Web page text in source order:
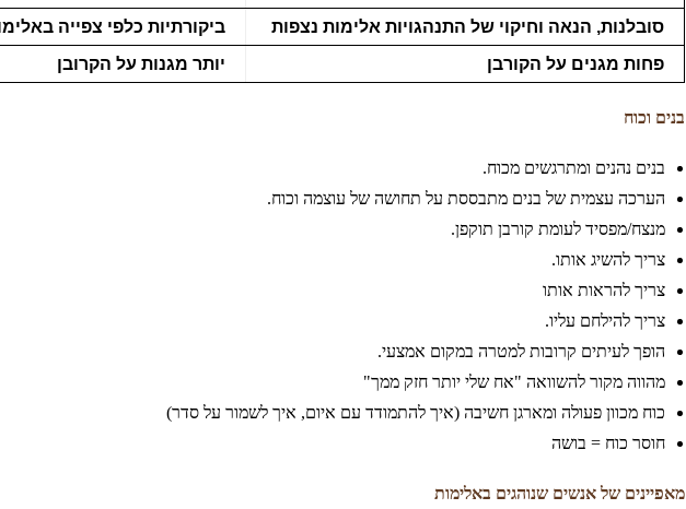
סובלנות, הנאה וחיקוי של התנהגויות אלימות נצפות
ביקורתיות כלפי צפייה
פחות מגנים על הקורבן
יותר מגנות על הקרובן
בנים וכוח
בנים נהנים ומתרגשים מכוח.
הערכה עצמית של בנים מתבססת על תחושה של עוצמה וכוח.
מנצח/מפסיד לעומת קורבן תוקפן.
צריך להשיג אותו.
צריך להראות אותו
צריך להילחם עליו.
הופך לעיתים קרובות למטרה במקום אמצעי.
מהווה מקור להשוואה "אח שלי יותר חזק ממך"
כוח מכוון פעולה ומארגן חשיבה (איך להתמודד עם איום, איך לשמור על סדר)
חוסר כוח = בושה
מאפיינים של אנשים שנוהגים באלימות